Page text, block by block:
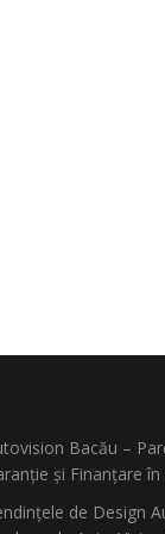
Bacău –
și Finanțare în
de Design